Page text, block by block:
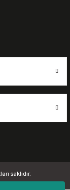
saklıdır.